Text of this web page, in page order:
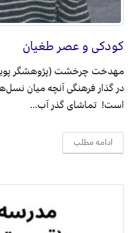
کودکی و عصر طغیان
مهدخت چرخشت (پژوهشگر
در گذار فرهنگی آنچه میان
است! تماشای گذر آب...
ادامه مطلب